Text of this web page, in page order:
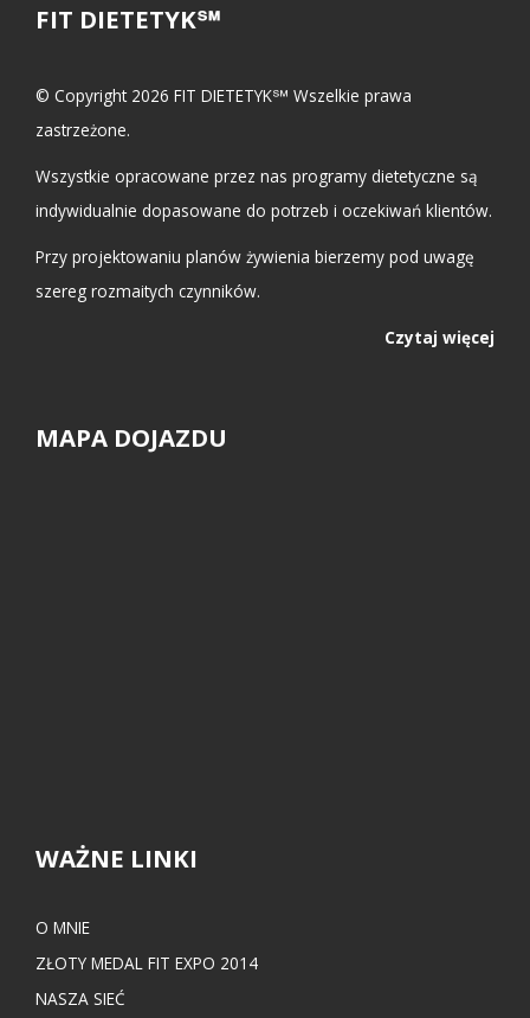
FIT DIETETYK℠
© Copyright 2026 FIT DIETETYK℠ Wszelkie prawa
zastrzeżone.
Wszystkie opracowane przez nas programy dietetyczne są
indywidualnie dopasowane do potrzeb i oczekiwań klientów.
Przy projektowaniu planów żywienia bierzemy pod uwagę
szereg rozmaitych czynników.
Czytaj więcej
MAPA DOJAZDU
WAŻNE LINKI
O MNIE
ZŁOTY MEDAL FIT EXPO 2014
NASZA SIEĆ